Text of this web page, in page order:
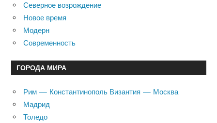
Северное возрождение
Новое время
Модерн
Современность
ГОРОДА МИРА
Рим — Константинополь Византия — Москва
Мадрид
Толедо